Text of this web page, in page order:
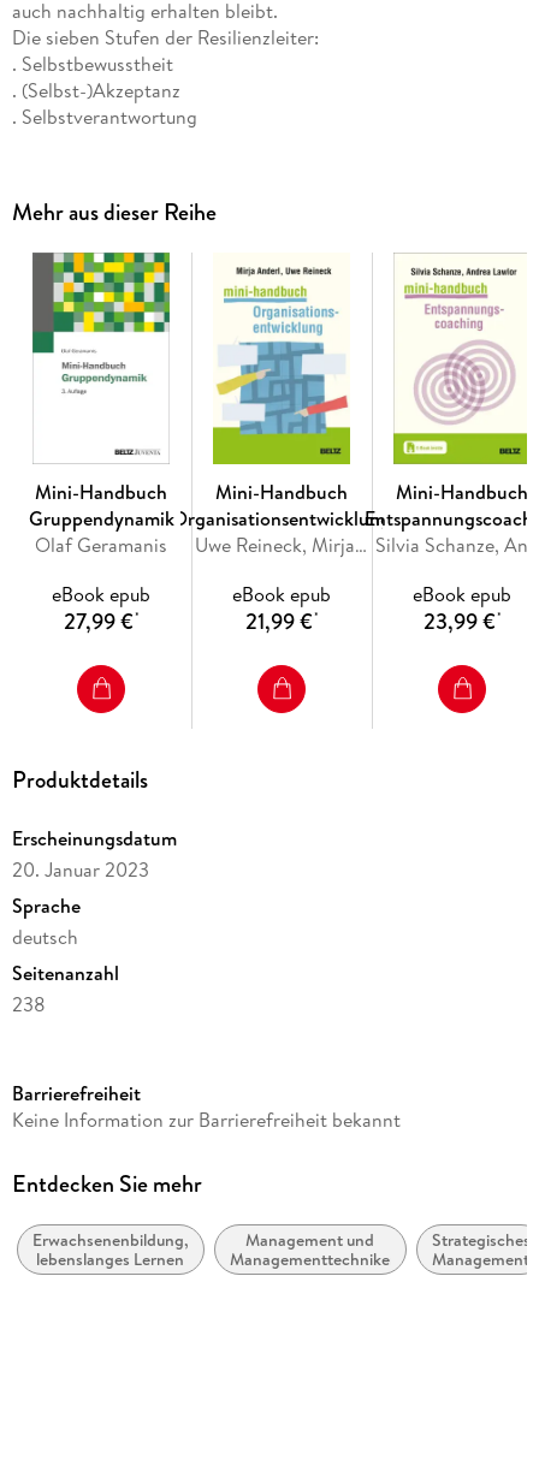
auch nachhaltig erhalten bleibt.
Die sieben Stufen der Resilienzleiter:
. Selbstbewusstheit
. (Selbst-)Akzeptanz
. Selbstverantwortung
. Lebensfreude
lassen sich gut in den Coachingprozess integrieren. Zu jeder
Stufe gibt es zahlreiche Übungen, die zudem - mit weiteren
Übungen - in den Online-Materialien enthalten sind.
Das »Mini-Handbuch Resilienz-Coaching« ist somit ein
komprimierter Leitfaden mit Übungen, Tipps und Konzepten,
die Coaches an ihre Coachees weitergeben können. Die gute
Übersichtlichkeit der Ausführungen schafft Klarheit.
Mehr aus dieser Reihe
Mini-Handbuch
Gruppendynamik
Olaf Geramanis
eBook epub
27,99 €*
Mini-Handbuch
Organisationsentwicklung
Uwe Reineck, Mirja Anderl
eBook epub
21,99 €*
Mini-Handbuch
eBook epub
23,99 €*
Produktdetails
Erscheinungsdatum
20. Januar 2023
Sprache
deutsch
Seitenanzahl
238
Reihe
Autor/Autorin
Verlag/Hersteller
Beltz eBook
Barrierefreiheit
Keine Information zur Barrierefreiheit bekannt
Entdecken Sie mehr
Erwachsenenbildung,
lebenslanges Lernen
Management und
Managementtechniken
Strategisches
Management